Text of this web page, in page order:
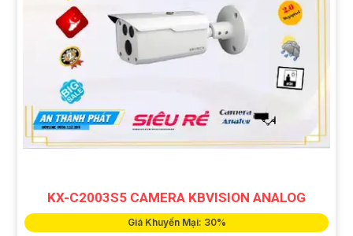
KX-C2003S5 CAMERA KBVISION ANALOG
Giá Khuyến Mại: 30%